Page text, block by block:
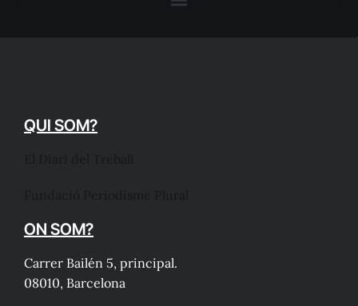
QUI SOM?
ON SOM?
Carrer Bailén 5, principal.
08010, Barcelona